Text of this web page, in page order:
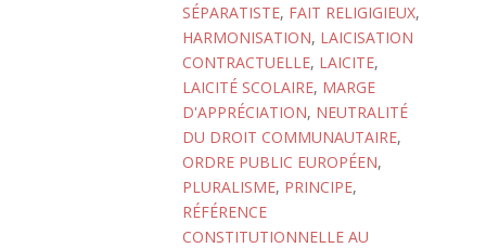
SÉPARATISTE, FAIT RELIGIGIEUX,
HARMONISATION, LAICISATION
CONTRACTUELLE, LAICITE,
LAICITÉ SCOLAIRE, MARGE
D'APPRÉCIATION, NEUTRALITÉ
DU DROIT COMMUNAUTAIRE,
ORDRE PUBLIC EUROPÉEN,
PLURALISME, PRINCIPE,
RÉFÉRENCE
CONSTITUTIONNELLE AU